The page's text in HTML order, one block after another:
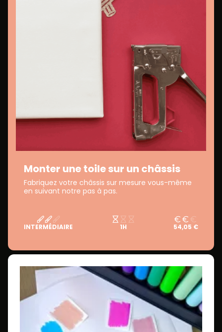
Monter une toile sur un châssis
Fabriquez votre châssis sur mesure vous-même
en suivant notre pas à pas.
INTERMÉDIAIRE 1H 54,05 €